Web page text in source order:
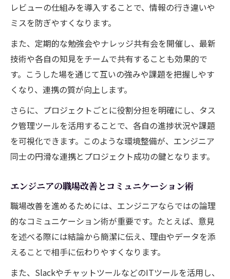
レビューの仕組みを導入することで、情報の行き違いや
ミスを防ぎやすくなります。
また、定期的な勉強会やナレッジ共有会を開催し、最新
技術や各自の知見をチームで共有することも効果的で
す。こうした場を通じて互いの強みや課題を把握しやす
くなり、連携の質が向上します。
さらに、プロジェクトごとに役割分担を明確にし、タス
ク管理ツールを活用することで、各自の進捗状況や課題
を可視化できます。このような環境整備が、エンジニア
同士の円滑な連携とプロジェクト成功の鍵となります。
エンジニアの職場改善とコミュニケーション術
職場改善を進めるためには、エンジニアならではの論理
的なコミュニケーション術が重要です。たとえば、意見
を述べる際には結論から簡潔に伝え、理由やデータを添
えることで相手に伝わりやすくなります。
また、SlackやチャットツールなどのITツールを活用し、